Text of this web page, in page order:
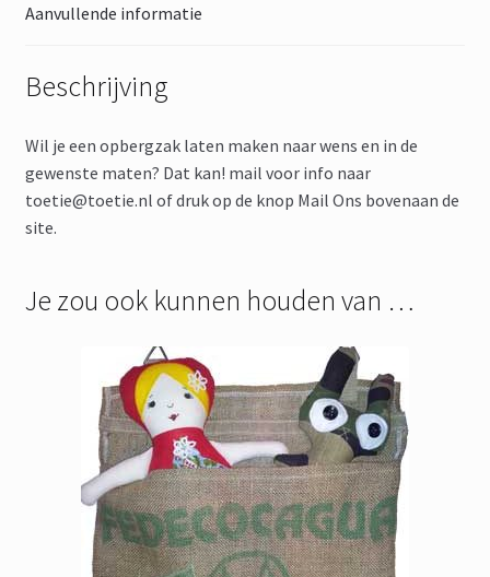
Aanvullende informatie
Beschrijving
Wil je een opbergzak laten maken naar wens en in de
gewenste maten? Dat kan! mail voor info naar
toetie@toetie.nl of druk op de knop Mail Ons bovenaan de
site.
Je zou ook kunnen houden van …